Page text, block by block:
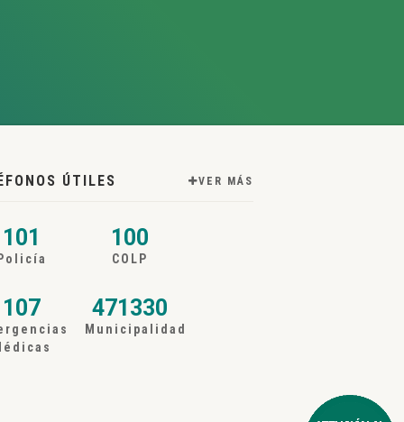
ÚTILES VER MÁS
101 100
COLP
107 471330
Municipalidad